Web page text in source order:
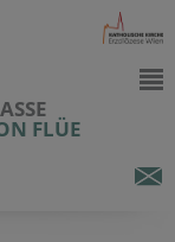
FLÜE